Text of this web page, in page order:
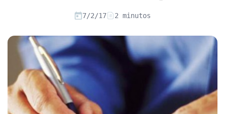
Artículos sobre Seguros de Decesos
Artículos sobre la Jubilación
7/2/17 2 minutos